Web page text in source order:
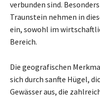
verbunden sind.
Traunstein nehmen in
ein, sowohl im
Bereich.
Die geografischen
sich durch sanfte Hügel,
Gewässer aus, die